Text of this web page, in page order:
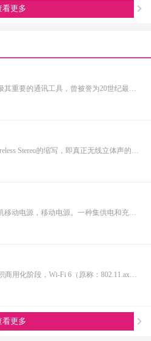
看更多
手机，是现代社会极其重要的通讯工具，曾被誉为20世纪最伟大的发明之一。从早期的大哥大，到功能手机，到现在的智能手机，通讯制式不断升级，功能也越来越多样化。而正是因为其具有相当多样化的功能，使得其具有相当大的延展性，即可以演变成诸多其他产品形态的终端产品。…
TWS是英文True Wireless Stereo的缩写，即真正无线立体声的意思，TWS技术同样也是基于蓝牙芯片技术的发展。按其工作原理来说是指手机通过连接主耳机，再由主耳机通过无线方式快速连接副耳机，实现真正的蓝牙左右声道无线分离使用。不连接从音箱时，主音箱回到单声道音质。…
充电宝，又称为手机移动电源，移动电源。一种集供电和充电功能于一体的便携式充电器，可以给手机等数码设备随时随地充电或待机供电。随着移动产品的大量普及，以及移动设备的功能多样化，其用电需求也是越来越大，随身携带一个充电宝变为了常态，同时共享充电宝这个行业也…
Wi-Fi 6已进入大面积商用化阶段，Wi-Fi 6（原称：802.11.ax）即第六代无线网络技术，提升更高的带宽，降低延时，连接用户数量提升明显。从IoT大布局的角度看，Wi-Fi 6在其中扮演着尤为重要的角色，也是高端技术的产物，内部有非常多的电源转换单元，亦需要搭配大电流功率…
看更多